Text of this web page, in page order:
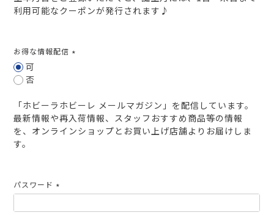
利用可能なクーポンが発行されます♪
お得な情報配信
可
否
「ホビーラホビーレ メールマガジン」を配信しています。
最新情報や再入荷情報、スタッフおすすめ商品等の情報
を、オンラインショップとお買い上げ店舗よりお届けしま
す。
パスワード
須)